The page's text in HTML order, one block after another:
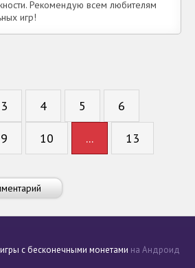
Рекомендую всем любителям
игр!
3 4 5 6
9 10 ... 13
игры с бесконечными монетами на Андроид